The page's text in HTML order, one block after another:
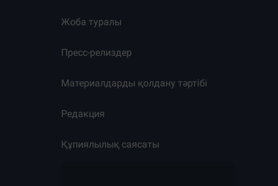
Жоба туралы
Пресс-релиздер
Материалдарды қолдану тәртібі
Редакция
Құпиялылық саясаты